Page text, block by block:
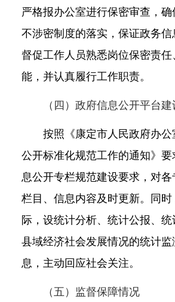
严格报办公室进行保密审查，
不涉密制度的落实，保证政务
督促工作人员熟悉岗位保密责
能，并认真履行工作职责。
（四）政府信息公开平台
按照 《康定市人民政府办
公开标准化规范工作的通知》 要
息公开专栏规范建设要求，对
栏目、信息内容及时更新。同
际，设统计分析、统计公报、
县域经济社会发展情况的统计
息，主动回应社会关注。
（五）监督保障情况